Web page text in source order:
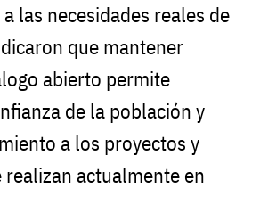
las necesidades reales de
que mantener
abierto permite
de la población y
a los proyectos y
actualmente en